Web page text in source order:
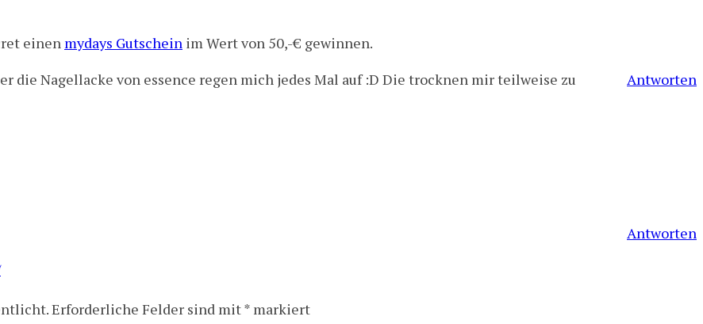
einen mydays Gutschein im Wert von 50,-€ gewinnen.
Antworten
die Nagellacke von essence regen mich jedes Mal auf :D Die trocknen mir teilweise zu
Antworten
Erforderliche Felder sind mit* markiert